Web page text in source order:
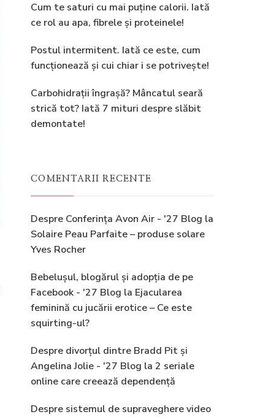
Cum te saturi cu mai puține calorii. Iată
ce rol au apa, fibrele și proteinele!
Postul intermitent. Iată ce este, cum
funcționează și cui chiar i se potrivește!
Carbohidrații îngrașă? Mâncatul seară
strică tot? Iată 7 mituri despre slăbit
demontate!
COMENTARII RECENTE
Despre Conferința Avon Air - '27 Blog la
Solaire Peau Parfaite – produse solare
Yves Rocher
Bebelușul, blogărul și adopția de pe
Facebook - '27 Blog la Ejacularea
feminină cu jucării erotice – Ce este
squirting-ul?
Despre divorțul dintre Bradd Pit și
Angelina Jolie - '27 Blog la 2 seriale
online care creează dependență
Despre sistemul de supraveghere video